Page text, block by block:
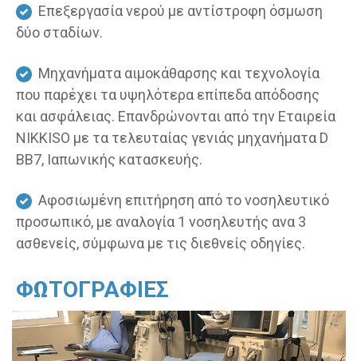
Επεξεργασία νερού με αντίστροφη όσμωση
δύο σταδίων.
Μηχανήματα αιμοκάθαρσης και τεχνολογία
που παρέχει τα υψηλότερα επίπεδα απόδοσης
και ασφάλειας. Επανδρώνονται από την Εταιρεία
NIKKISO με τα τελευταίας γενιάς μηχανήματα D
BB7, Ιαπωνικής κατασκευής.
Αφοσιωμένη επιτήρηση από το νοσηλευτικό
προσωπικό, με αναλογία 1 νοσηλευτής ανα 3
ασθενείς, σύμφωνα με τις διεθνείς οδηγίες.
ΦΩΤΟΓΡΑΦΙΕΣ